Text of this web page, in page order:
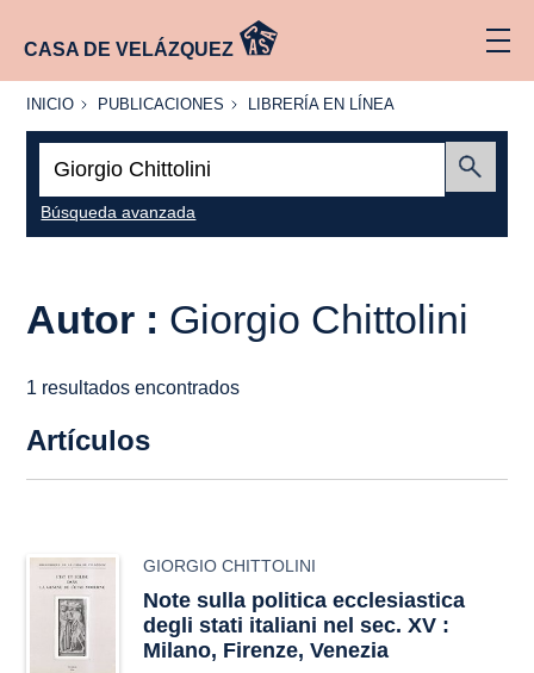
CASA DE VELÁZQUEZ
INICIO
INICIO PUBLICACIONES
PUBLICACIONES
LIBRERÍA
LÍNEA
LIBRERÍA EN LÍNEA
Búsqueda avanzada
Autor : Giorgio Chittolini
1 resultados encontrados
Artículos
GIORGIO CHITTOLINI
Note sulla politica ecclesiastica
degli stati italiani nel sec. XV :
Milano, Firenze, Venezia